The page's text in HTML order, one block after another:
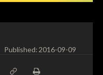
Published:2016-09-09